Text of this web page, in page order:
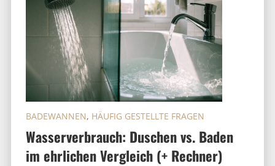
Wasserverbrauch: Duschen vs. Baden
im ehrlichen Vergleich (+ Rechner)
BADEWANNEN, HÄUFIG GESTELLTE FRAGEN